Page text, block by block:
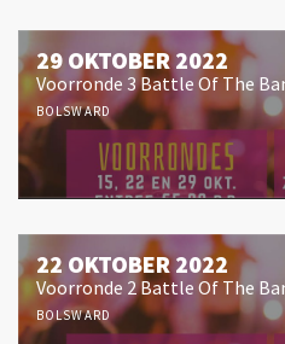
29 OKTOBER 2022
Voorronde 3 Battle Of The
BOLSWARD
22 OKTOBER 2022
Voorronde 2 Battle Of The
BOLSWARD